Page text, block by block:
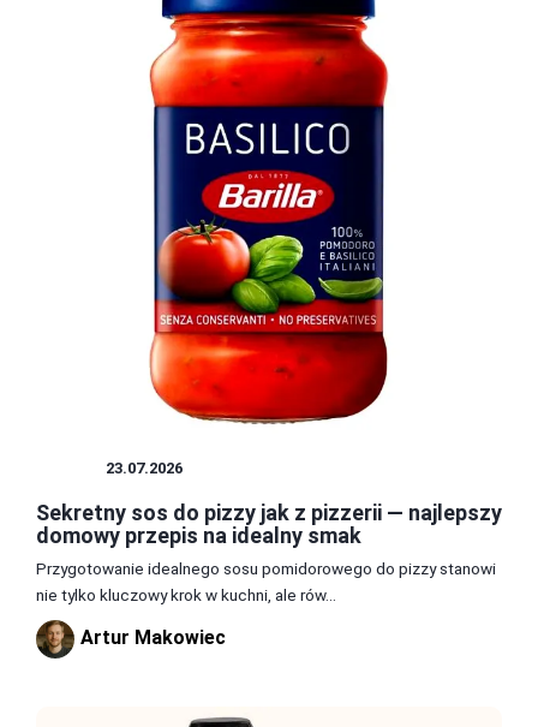
23.07.2026
Sekretny sos do pizzy jak z pizzerii — najlepszy
domowy przepis na idealny smak
Przygotowanie idealnego sosu pomidorowego do pizzy stanowi
nie tylko kluczowy krok w kuchni, ale rów...
Artur Makowiec